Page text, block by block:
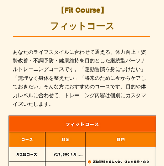
​【Fit Course】
フィットコース
あなたのライフスタイルに合わせて通える、体力向上・姿
勢改善・不調予防・健康維持を目的とした継続型パーソナ
ルトレーニングコースです。
「運動習慣を身につけたい」
「無理なく身体を整えたい」「将来のために今からケアし
ておきたい」そんな方におすすめのコースです。 目的や体
力レベルに合わせて、トレーニング内容は個別にカスタマ
イズいたします。